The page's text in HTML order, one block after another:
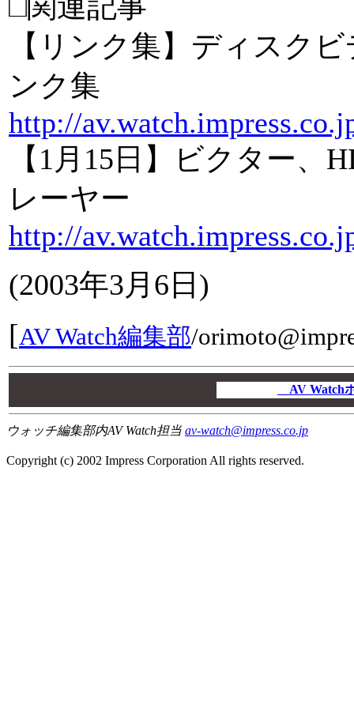
□関連記事
【リンク集】ディスク
ンク集
http://
【1月15日】ビクター、
レーヤー
http://
(2003年3月6日)
[AV Watch編集部/
AV Watch
ウォッチ編集部内AV Watch担当 av-watch@impress.co.jp
Copyright (c) 2002 Impress Corporation All rights reserved.